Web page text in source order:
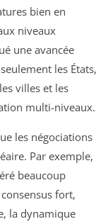
bien en
niveaux
une avancée
les États,
villes et les
multi-niveaux.
les négociations
Par exemple,
beaucoup
fort,
la dynamique